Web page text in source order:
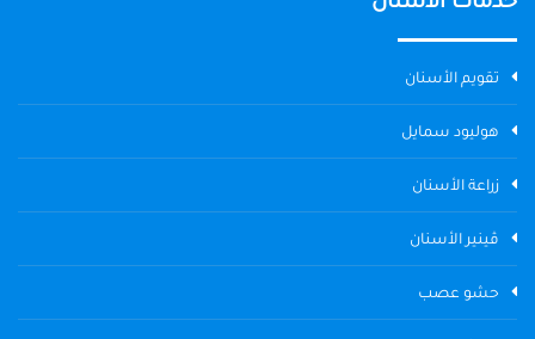
تقويم الأسنان
هوليود سمايل
زراعة الأسنان
ڤينير الأسنان
حشو عصب